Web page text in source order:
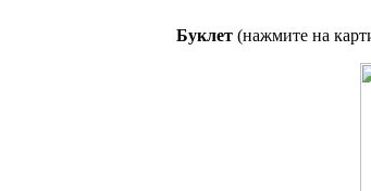
Буклет (нажмите на